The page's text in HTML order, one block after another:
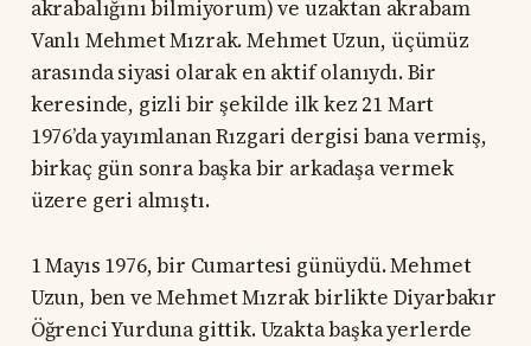
akrabalığını bilmiyorum) ve uzaktan akrabam
Vanlı Mehmet Mızrak. Mehmet Uzun, üçümüz
arasında siyasi olarak en aktif olanıydı. Bir
keresinde, gizli bir şekilde ilk kez 21 Mart
1976’da yayımlanan Rızgari dergisi bana vermiş,
birkaç gün sonra başka bir arkadaşa vermek
üzere geri almıştı.
1 Mayıs 1976, bir Cumartesi günüydü. Mehmet
Uzun, ben ve Mehmet Mızrak birlikte Diyarbakır
Öğrenci Yurduna gittik. Uzakta başka yerlerde